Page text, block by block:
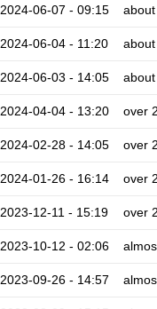
2024-06-07 - 09:15
2024-06-04 - 11:20
2024-06-03 - 14:05
2024-04-04 - 13:20 over
2024-02-28 - 14:05 over
2024-01-26 - 16:14 over
2023-12-11 - 15:19 over
2023-10-12 - 02:06
2023-09-26 - 14:57